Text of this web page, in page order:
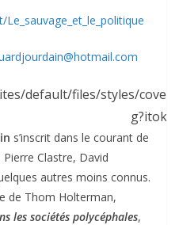
s’inscrit dans le courant de
Clastre, David
autres moins connus.
de Thom Holterman,
les sociétés polycéphales,